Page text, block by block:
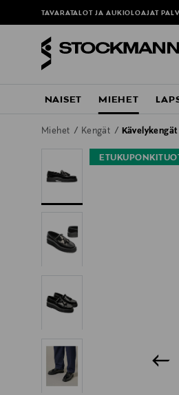
TAVARATALOT JA AUKIOLOAJAT
NAISET MIEHET
Miehet Kengät